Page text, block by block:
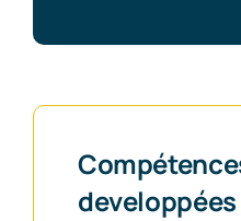
developpées